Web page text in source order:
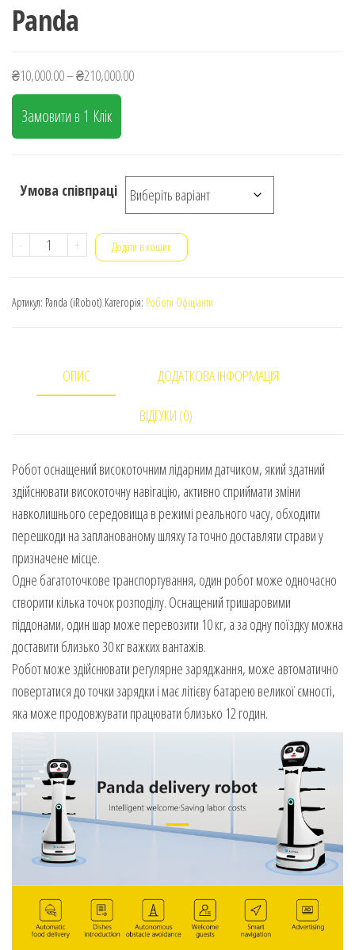
Panda
₴10,000.00–₴210,000.00Price
Замовити в 1 Клік
Умова співпраці
-
Panda
+ Додати в кошик
Артикул: Panda (iRobot) Категорія: Роботи Офіціанти
ОПИС ДОДАТКОВА ІНФОРМАЦІЯ
ВІДГУКИ (0)
Робот оснащений високоточним лідарним датчиком, який здатний
здійснювати високоточну навігацію, активно сприймати зміни
навколишнього середовища в режимі реального часу, обходити
перешкоди на запланованому шляху та точно доставляти страви у
призначене місце.
Одне багатоточкове транспортування, один робот може одночасно
створити кілька точок розподілу. Оснащений тришаровими
піддонами, один шар може перевозити 10 кг, а за одну поїздку можна
доставити близько 30 кг важких вантажів.
Робот може здійснювати регулярне заряджання, може автоматично
повертатися до точки зарядки і має літієву батарею великої ємності,
яка може продовжувати працювати близько 12 годин.